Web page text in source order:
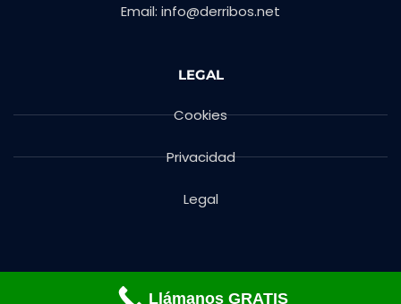
Email: info@derribos.net
LEGAL
Cookies
Privacidad
Legal
Llámanos GRATIS